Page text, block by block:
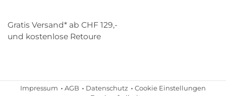
Gratis Versand* ab CHF 129,-
und kostenlose Retoure
Impressum Datenschutz Cookie Einstellungen